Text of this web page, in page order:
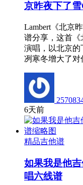
京昨夜下了
Lambert《北京
谱分享，这首《
演唱，以北京
冽寒冬增大了
6天前
精品吉他谱
如果我是他
唱六线谱